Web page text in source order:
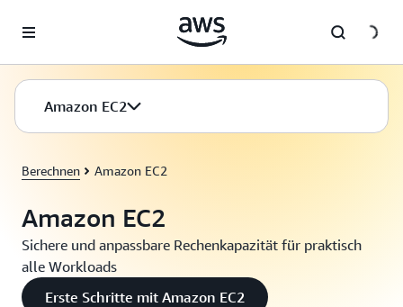
Überspringen zum Hauptinhalt
Amazon EC2
Berechnen Amazon EC2
Amazon EC2
Sichere und anpassbare Rechenkapazität für praktisch
alle Workloads
Erste Schritte mit Amazon EC2